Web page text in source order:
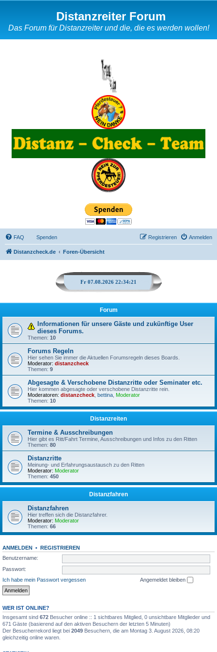
Distanzreiter Forum
Das Forum für Distanzreiter und die, die es werden wollen!
FAQ Spenden Anmelden
Registrieren
Distanzcheck.de Foren-Übersicht
Fr 07.08.2026 22:34:22
Forum
Informationen für unsere Gäste und zukünftige User
dieses Forums.
Themen: 10
Forums Regeln
Hier sehen Sie immer die Aktuellen Forumsregeln dieses Boards.
Moderator: distanzcheck
Themen: 9
Abgesagte & Verschobene Distanzritte oder Seminater etc.
Hier kommen abgesagte oder verschobene Distanzritte rein.
Moderatoren: distanzcheck bettina Moderator
Themen: 10
Distanzreiten
Termine & Ausschreibungen
Hier gibt es Ritt/Fahrt Termine, Ausschreibungen und Infos zu den Ritten
Themen: 80
Distanzritte
Meinung- und Erfahrungsaustausch zu den Ritten
Moderator: Moderator
Themen: 450
Distanzfahren
Distanzfahren
Hier treffen sich die Distanzfahrer.
Moderator: Moderator
Themen: 66
ANMELDEN • REGISTRIEREN
Benutzername:
Passwort:
Ich habe mein Passwort vergessen
Angemeldet bleiben
WER IST ONLINE?
Insgesamt sind 672 Besucher online :: 1 sichtbares Mitglied, 0 unsichtbare Mitglieder und
671 Gäste (basierend auf den aktiven Besuchern der letzten 5 Minuten)
Der Besucherrekord liegt bei 2049 Besuchern, die am Montag 3. August 2026, 08:20
gleichzeitig online waren.